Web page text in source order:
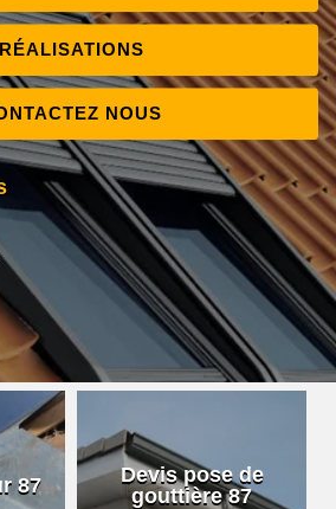
RÉALISATIONS
NOUS
87
Devis pose de
gouttière 87